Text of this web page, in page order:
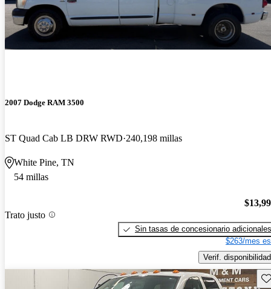
2007 Dodge RAM 3500
ST Quad Cab LB DRW RWD 240,198 millas
White Pine, TN
54 millas
Trato justo
Sin tasas de concesionario adicionales
$263/mes
Verif. disponibilidad